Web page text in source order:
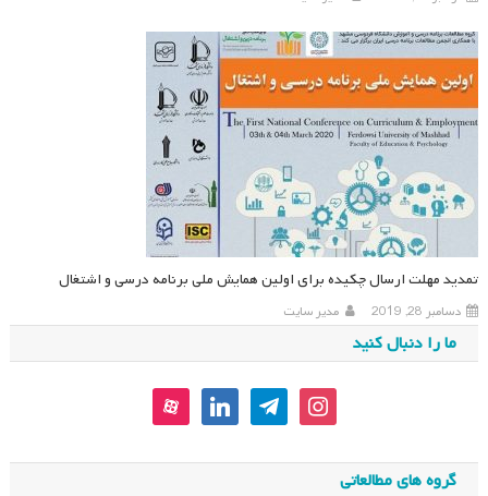
تمدید مهلت ارسال چکیده برای اولین همایش ملی برنامه درسی و اشتغال
دسامبر 28, 2019 مدیر سایت
ما را دنبال کنید
instagram
telegram
linkedin
aparat
گروه های مطالعاتی